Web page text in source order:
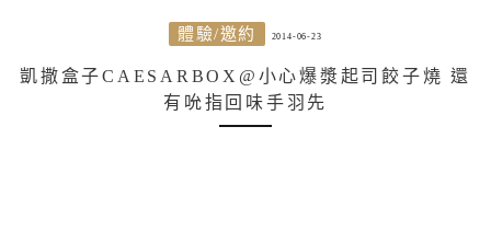
體驗/邀約 2014-06-23
凱撒盒子CAESARBOX@小心爆漿起司餃子燒 還
有吮指回味手羽先